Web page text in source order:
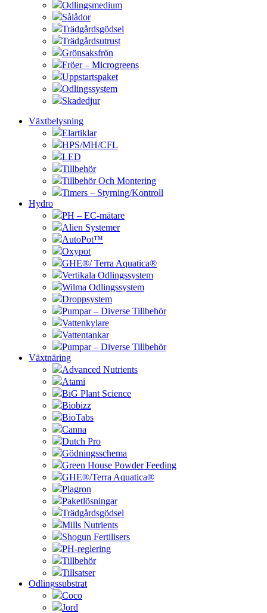
Odlingsmedium
Sålådor
Trädgårdsgödsel
Trädgårdsutrust
Grönsaksfrön
Fröer – Microgreens
Uppstartspaket
Odlingssystem
Skadedjur
Växtbelysning
Elartiklar
HPS/MH/CFL
LED
Tillbehör
Tillbehör Och Montering
Timers – Styrning/Kontroll
Hydro
PH – EC-mätare
Alien Systemer
AutoPot™
Oxypot
GHE®/ Terra Aquatica®
Vertikala Odlingssystem
Wilma Odlingssystem
Droppsystem
Pumpar – Diverse Tillbehör
Vattenkylare
Vattentankar
Pumpar – Diverse Tillbehör
Växtnäring
Advanced Nutrients
Atami
BiG Plant Science
Biobizz
BioTabs
Canna
Dutch Pro
Gödningsschema
Green House Powder Feeding
GHE®/Terra Aquatica®
Plagron
Paketlösningar
Trädgårdsgödsel
Mills Nutrients
Shogun Fertilisers
PH-reglering
Tillbehör
Tillsatser
Odlingssubstrat
Coco
Jord